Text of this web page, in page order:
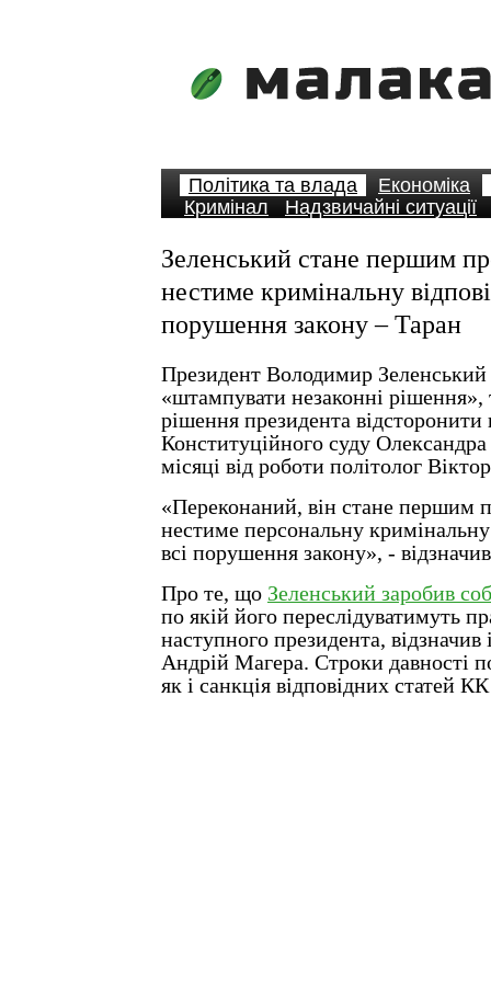
Політика та влада
Економіка
Кримінал
Надзвичайні ситуації
Зеленський стане першим
нестиме кримінальну
порушення закону – Таран
Президент Володимир
«штампувати незаконні рішення»,
рішення президента відсторонити
Конституційного суду
місяці від роботи політолог
«Переконаний, він стане першим
нестиме персональну кримінальну
всі порушення закону», -
Про те, що Зеленський заробив
по якій його переслідуватимуть
наступного президента,
Андрій Магера. Строки давності
як і санкція відповідних статей